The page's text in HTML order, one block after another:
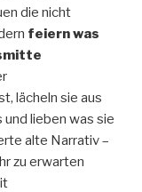
die nicht
feiern was
lächeln sie aus
lieben was sie
alte Narrativ –
zu erwarten